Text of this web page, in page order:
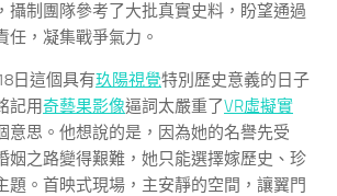
攝制團隊參考了大批真實史料，盼望通過
任，凝集戰爭氣力。
日這個具有玖陽視覺特別歷史意義的日子
記用奇藝果影像逼詞太嚴重了VR虛擬實
意思。他想說的是，因為她的名譽先受
姻之路變得艱難，她只能選擇嫁歷史、珍
題。首映式現場，主安靜的空間，讓翼門